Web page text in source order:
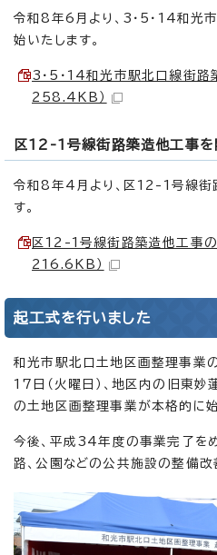
令和8年6月より、3・5・14和光
始いたします。
3・5・14和光市駅北口線街路
258.4KB）
区12-1号線街路築造他工事を
令和8年4月より、区12-1号線街
す。
区12-1号線街路築造他工事
216.6KB）
起工式を行いました
和光市駅北口土地区画整理事業
17日（火曜日）、地区内の旧東妙
の土地区画整理事業が本格的に始
今後、平成34年度の事業完了を
路、公園などの公共施設の整備改